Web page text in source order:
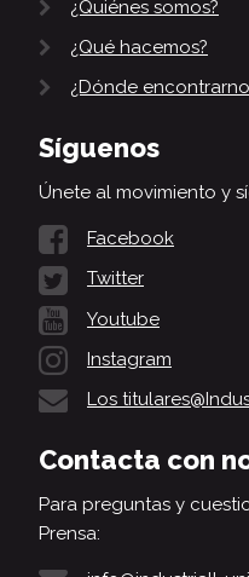
¿Quiénes somos?
¿Qué hacemos?
¿Dónde
Síguenos
Únete al movimiento y
Facebook
Twitter
Youtube
Instagram
Los
Contacta con
Para preguntas y
Prensa: